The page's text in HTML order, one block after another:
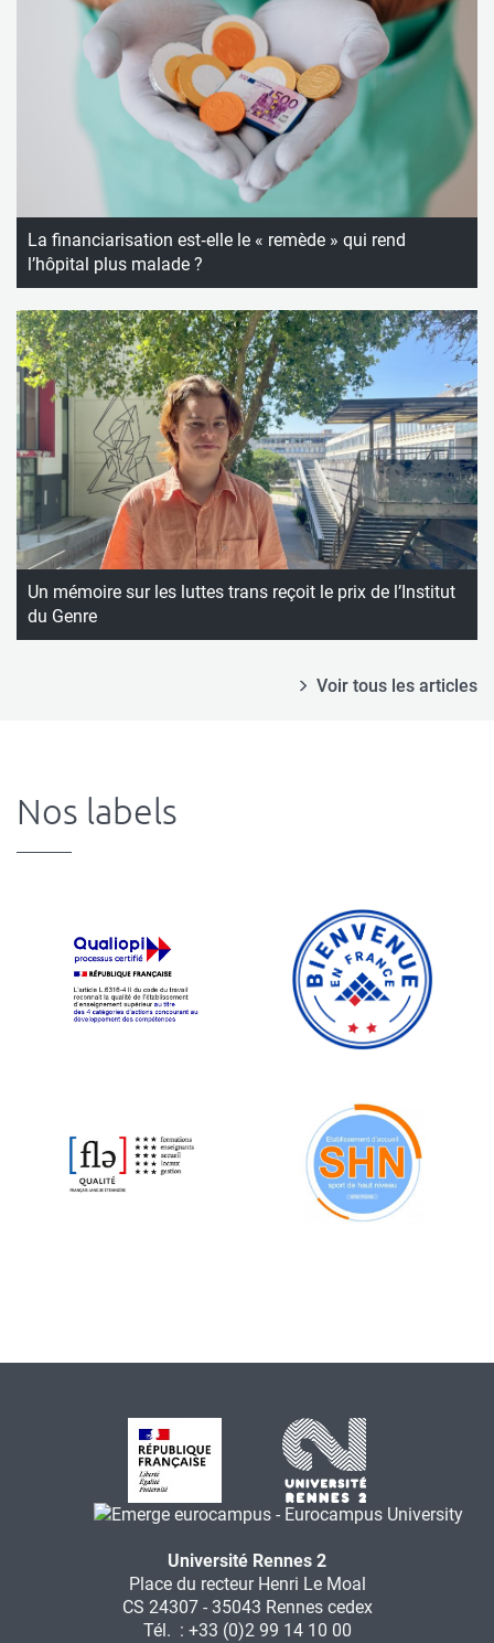
La financiarisation est‑elle le « remède » qui rend
l’hôpital plus malade ?
Un mémoire sur les luttes trans reçoit le prix de l’Institut
du Genre
Voir tous les articles
Nos labels
Université Rennes 2
Place du recteur Henri Le Moal
CS 24307 - 35043 Rennes cedex
Tél. : +33 (0)2 99 14 10 00